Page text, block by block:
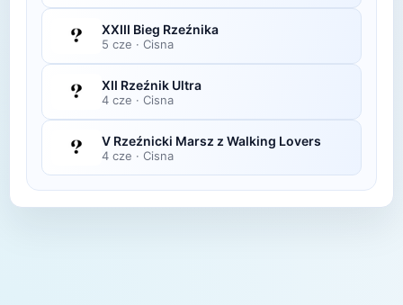
XXIII Bieg Rzeźnika
5 cze · Cisna
XII Rzeźnik Ultra
4 cze · Cisna
V Rzeźnicki Marsz z Walking Lovers
4 cze · Cisna